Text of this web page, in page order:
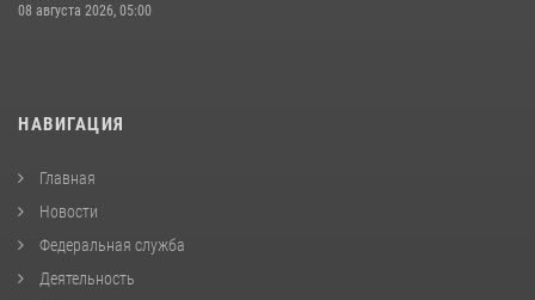
08 августа 2026, 05:00
НАВИГАЦИЯ
Главная
Новости
Федеральная служба
Деятельность